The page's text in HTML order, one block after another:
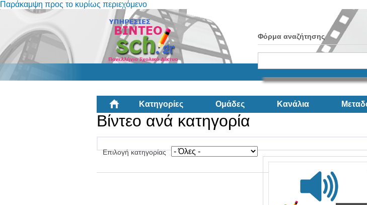
Παράκαμψη προς το κυρίως περιεχόμενο
Φόρμα αναζήτησης
Κατηγορίες Ομάδες Κανάλια
Βίντεο ανά κατηγορία
Επιλογή κατηγορίας